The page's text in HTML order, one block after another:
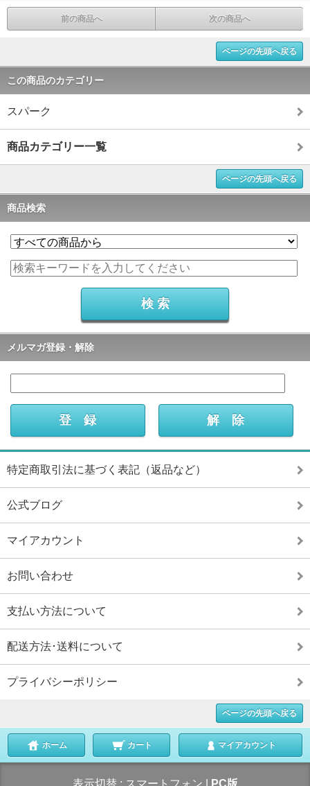
前の商品へ 次の商品へ
ページの先頭へ戻る
この商品のカテゴリー
スパーク
商品カテゴリー一覧
ページの先頭へ戻る
商品検索
メルマガ登録・解除
特定商取引法に基づく表記（返品など）
公式ブログ
マイアカウント
お問い合わせ
支払い方法について
配送方法･送料について
プライバシーポリシー
ページの先頭へ戻る
ホーム カート マイアカウント
表示切替 : スマートフォン PC版